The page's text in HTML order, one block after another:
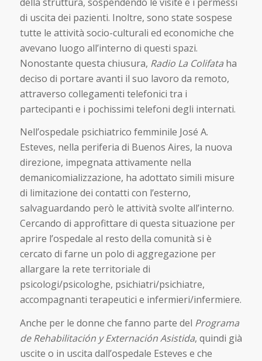
di uscita dei pazienti. Inoltre, sono state sospese
tutte le attività socio-culturali ed economiche che
avevano luogo all’interno di questi spazi.
Nonostante questa chiusura, Radio La Colifataha
deciso di portare avanti il suo lavoro da remoto,
attraverso collegamenti telefonici tra i
partecipanti e i pochissimi telefoni degli internati.
Nell’ospedale psichiatrico femminile José A.
Esteves, nella periferia di Buenos Aires, la nuova
direzione, impegnata attivamente nella
demanicomializzazione, ha adottato simili misure
di limitazione dei contatti con l’esterno,
salvaguardando però le attività svolte all’interno.
Cercando di approfittare di questa situazione per
aprire l’ospedale al resto della comunità si è
cercato di farne un polo di aggregazione per
allargare la rete territoriale di
psicologi/psicologhe, psichiatri/psichiatre,
accompagnanti terapeutici e infermieri/infermiere.
Anche per le donne che fanno parte del Programa
de Rehabilitación y Externación Asistida, quindi già
uscite o in uscita dall’ospedale Esteves e che